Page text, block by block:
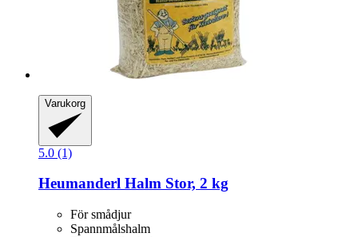
Varukorg
5.0 (1)
Heumanderl Halm Stor, 2 kg
För smådjur
Spannmålshalm